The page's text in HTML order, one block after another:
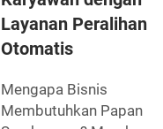
Layanan Peralihan
Otomatis
Mengapa Bisnis
Membutuhkan Papan